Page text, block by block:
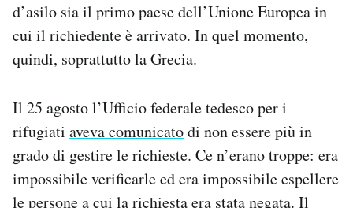
d’asilo sia il primo paese dell’Unione Europea in
cui il richiedente è arrivato. In quel momento,
quindi, soprattutto la Grecia.
Il 25 agosto l’Ufficio federale tedesco per i
rifugiati aveva comunicatodi non essere più in
grado di gestire le richieste. Ce n’erano troppe: era
impossibile verificarle ed era impossibile espellere
le persone a cui la richiesta era stata negata. Il